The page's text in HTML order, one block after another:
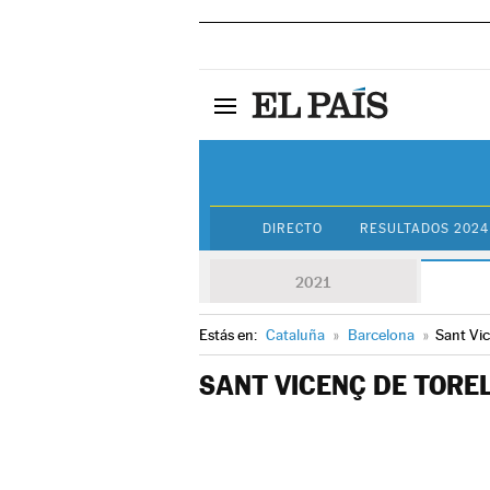
DIRECTO RESULTADOS 2024
2021
Estás en: Cataluña » Barcelona » Sant
SANT VICENÇ DE